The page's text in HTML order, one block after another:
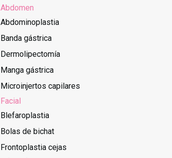
Abdomen
Abdominoplastia
Banda gástrica
Dermolipectomía
Manga gástrica
Microinjertos capilares
Facial
Blefaroplastia
Bolas de bichat
Frontoplastia cejas